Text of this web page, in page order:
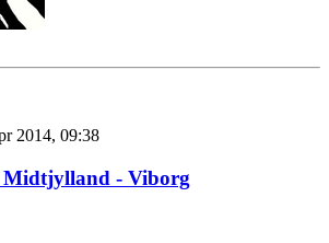
2014, 09:38
Midtjylland - Viborg